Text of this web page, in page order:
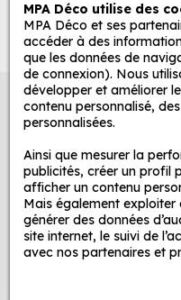
Grâce à notre
adaptez la décoration
d’un meuble, d’une
et ce, à moindre coût
Quels sont les
Une grande
nos Jdm Full Time
une large gamme
qui vous permet
pour votre
Une installation
Autocollants
MPA Déco
Nos services
MPA Déco utilise des
MPA Déco et ses
accéder à des
que les données de
de connexion). Nous
développer et améliorer
contenu personnalisé,
personnalisées.
Ainsi que mesurer la
publicités, créer un profil
afficher un contenu
Mais également
générer des données
site internet, le suivi de
avec nos partenaires et